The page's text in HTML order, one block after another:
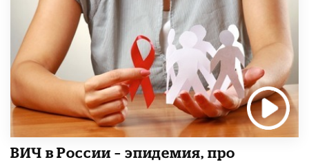
ВИЧ в России – эпидемия, про